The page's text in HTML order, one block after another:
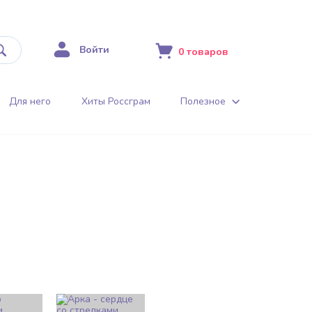
Войти 0 товаров
Для него Хиты Россграм Полезное